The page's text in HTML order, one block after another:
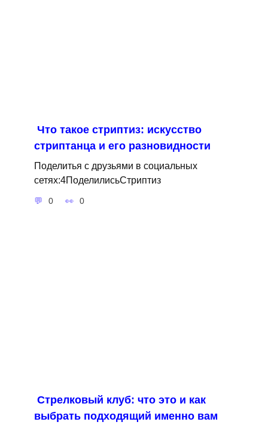
Что такое стриптиз: искусство
стриптанца и его разновидности
Поделитья с друзьями в социальных
сетях:4ПоделилисьСтриптиз
0 0
Стрелковый клуб: что это и как
выбрать подходящий именно вам